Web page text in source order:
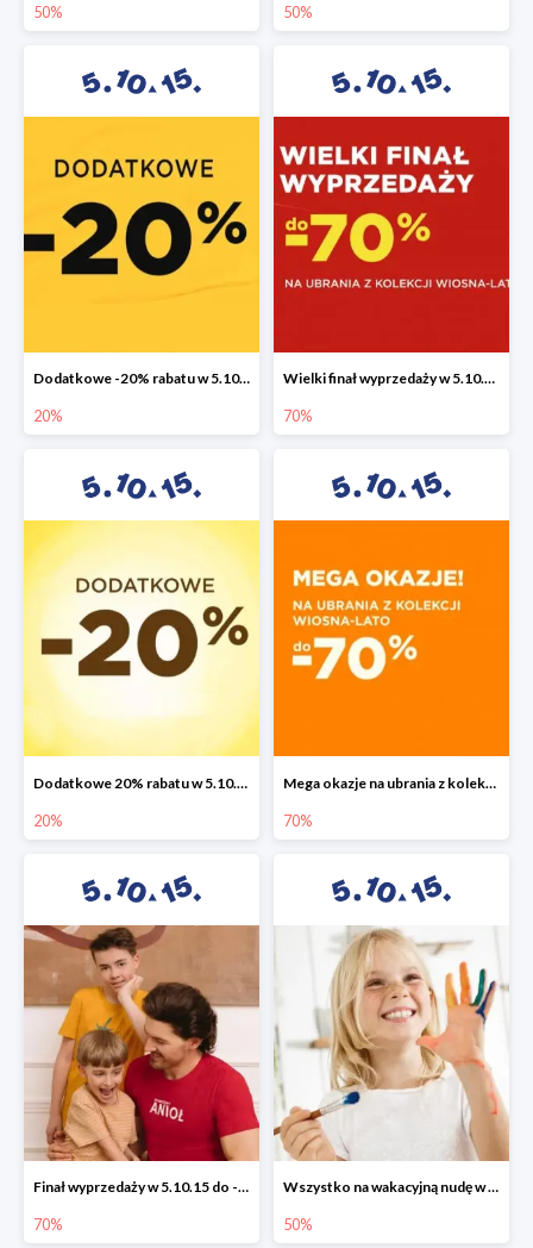
50% 50%
Dodatkowe -20% rabatu w 5.10.15
20%
Wielki finał wyprzedaży w 5.10.15 do -70%
70%
Dodatkowe 20% rabatu w 5.10.15
20%
Mega okazje na ubrania z kolekcji wiosna-lato do -70%
70%
Finał wyprzedaży w 5.10.15 do -70%
70%
Wszystko na wakacyjną nudę w 5.10.15 - gry i zabawki do -50%
50%